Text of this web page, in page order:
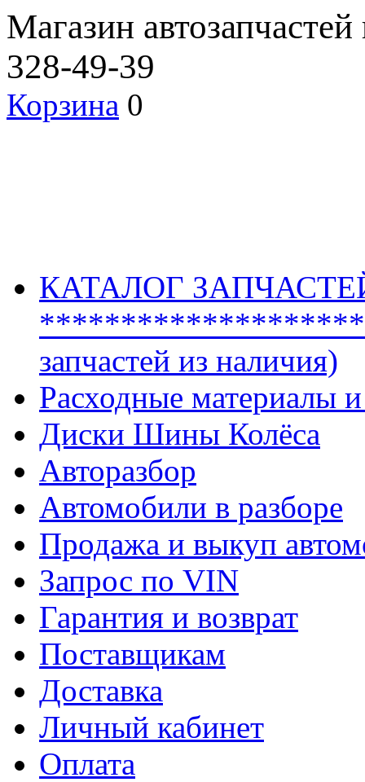
Магазин
328-49-39
Корзина 0
КАТАЛОГ
запчастей из наличия)
Расходные материалы
Диски Шины Колёса
Авторазбор
Автомобили в разборе
Продажа и выкуп
Запрос по VIN
Гарантия и возврат
Поставщикам
Доставка
Личный кабинет
Оплата